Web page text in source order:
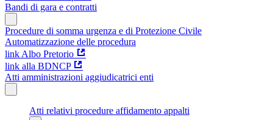
Bandi di gara e contratti
Procedure di somma urgenza e di Protezione Civile
Automatizzazione delle procedura
link Albo Pretorio
link alla BDNCP
Atti amministrazioni aggiudicatrici enti
Atti relativi procedure affidamento appalti